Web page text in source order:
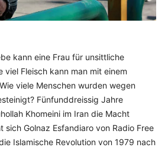
kann eine Frau für unsittliche
viel Fleisch kann man mit einem
viele Menschen wurden wegen
Fünfunddreissig Jahre
Khomeini im Iran die Macht
sich Golnaz Esfandiaro von Radio Free
Islamische Revolution von 1979 nach